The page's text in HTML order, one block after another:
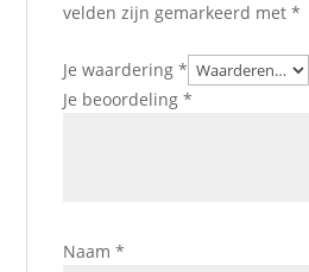
velden zijn gemarkeerd met*
Je waardering*
Je beoordeling*
Naam*